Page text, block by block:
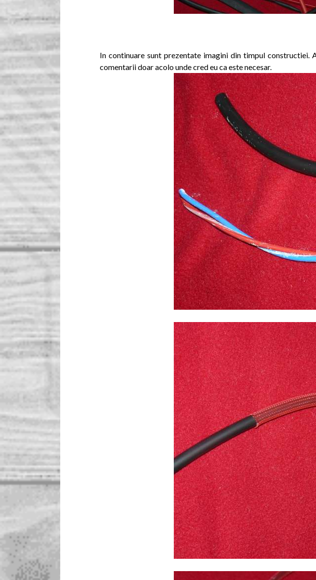
In continuare sunt prezentate imagini din timpul constructiei.
comentarii doar acolo unde cred eu ca este necesar.